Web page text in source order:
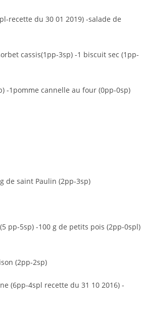
recette du 30 01 2019) -salade de
cassis(1pp-3sp) -1 biscuit sec (1pp-
-1pomme cannelle au four (0pp-0sp)
de saint Paulin (2pp-3sp)
pp-5sp) -100 g de petits pois (2pp-0spl)
(2pp-2sp)
(6pp-4spl recette du 31 10 2016) -